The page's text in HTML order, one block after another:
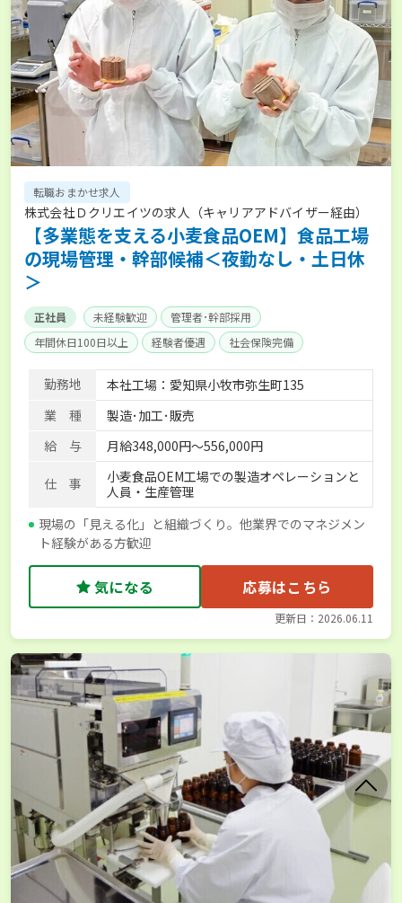
転職おまかせ求人
株式会社Ｄクリエイツの求人（キャリアアドバイザー経由）
【多業態を支える小麦食品OEM】食品工場
の現場管理・幹部候補＜夜勤なし・土日休
＞
正社員 未経験歓迎
管理者･幹部採用
年間休日100日以上
経験者優遇 社会保険完備
勤務地
本社工場：愛知県小牧市弥生町135
業 種
製造･加工･販売
給 与
月給348,000円～556,000円
仕 事
小麦食品OEM工場での製造オペレーションと
人員・生産管理
現場の「見える化」と組織づくり。他業界でのマネジメン
ト経験がある方歓迎
気になる 応募はこちら
更新日：2026.06.11